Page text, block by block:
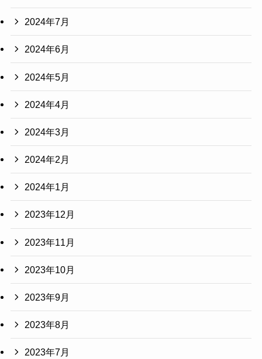
2024年7月
2024年6月
2024年5月
2024年4月
2024年3月
2024年2月
2024年1月
2023年12月
2023年11月
2023年10月
2023年9月
2023年8月
2023年7月